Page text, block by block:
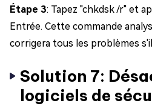
Étape 3: Tapez "chkdsk /r" et
Entrée. Cette commande
corrigera tous les problèmes
Solution 7:
logiciels de